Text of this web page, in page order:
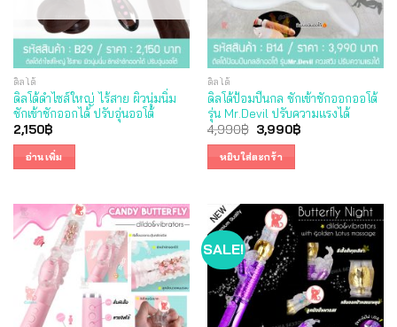
ดิลโด้
ดิลโด้ดำไซส์ใหญ่ ไร้สาย ผิวนุ่มนิ่ม
ชักเข้าชักออกได้ ปรับอุ่นออโต้
2,150฿
อ่านเพิ่ม
ดิลโด้
ดิลโด้ป้อมปืนกล ชักเข้าชักออกออโต้
รุ่น Mr.Devil ปรับความแรงได้
4,990฿ Original
price
was:
4,990฿.
3,990฿Current
หยิบใส่ตะกร้า
SALE!